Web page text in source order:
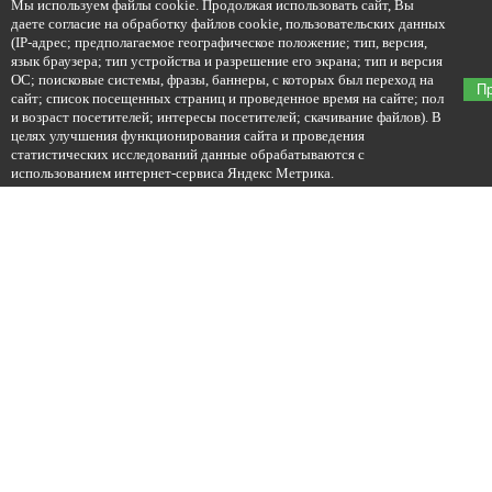
Мы используем файлы cookie. Продолжая использовать сайт, Вы
даете согласие на обработку файлов cookie, пользовательских данных
(IP-адрес; предполагаемое географическое положение; тип, версия,
язык браузера; тип устройства и разрешение его экрана; тип и версия
ОС; поисковые системы, фразы, баннеры, с которых был переход на
сайт; список посещенных страниц и проведенное время на сайте; пол
и возраст посетителей; интересы посетителей; скачивание файлов). В
целях улучшения функционирования сайта и проведения
статистических исследований данные обрабатываются с
использованием интернет-сервиса Яндекс Метрика.